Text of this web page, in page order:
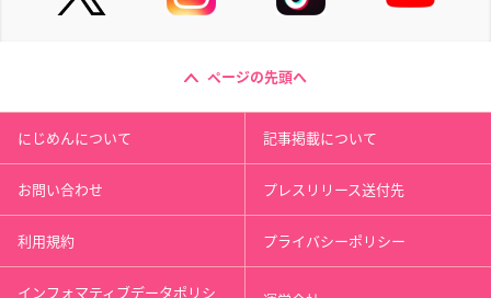
ページの先頭へ
にじめんについて 記事掲載について
お問い合わせ プレスリリース送付先
利用規約 プライバシーポリシー
インフォマティブデータポリシ